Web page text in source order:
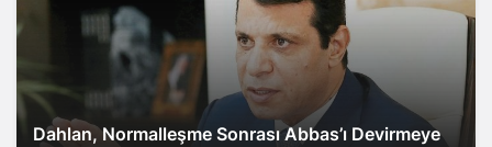
Dahlan, Normalleşme Sonrası Abbas’ı Devirmeye